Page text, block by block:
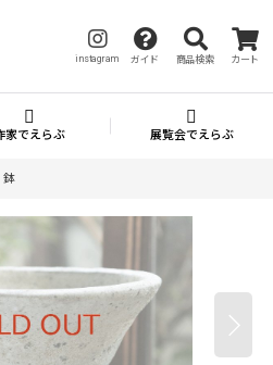
instagram ガイド 商品検索 カート
家でえらぶ 展覧会でえらぶ